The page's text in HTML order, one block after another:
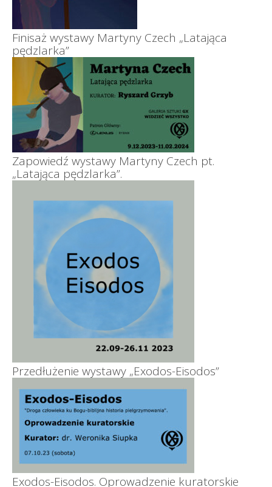
Finisaż wystawy Martyny Czech „Latająca
pędzlarka”
Zapowiedź wystawy Martyny Czech pt.
„Latająca pędzlarka”.
Przedłużenie wystawy „Exodos-Eisodos”
Exodos-Eisodos. Oprowadzenie kuratorskie